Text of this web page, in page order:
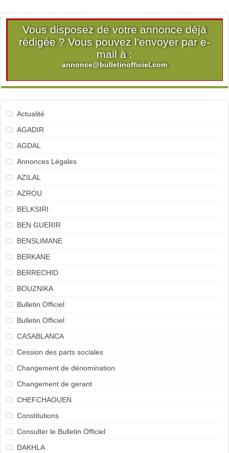
Vous disposez de votre annonce déjà
rédigée ? Vous pouvez l'envoyer par e-
mail à :
annonce@bulletinofficiel.com
Actualité
AGADIR
AGDAL
Annonces Légales
AZILAL
AZROU
BELKSIRI
BEN GUERIR
BENSLIMANE
BERKANE
BERRECHID
BOUZNIKA
Bulletin Officiel
Bulletin Officiel
CASABLANCA
Cession des parts sociales
Changement de dénomination
Changement de gerant
CHEFCHAOUEN
Constitutions
Consulter le Bulletin Officiel
DAKHLA